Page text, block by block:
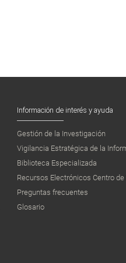
Información de interés y ayuda
Gestión de la Investigación
Vigilancia Estratégica de la
Biblioteca Especializada
Recursos Electrónicos Centro
Preguntas frecuentes
Glosario